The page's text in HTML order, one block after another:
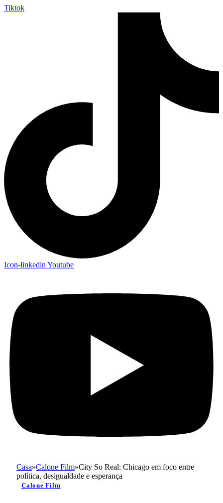
Tiktok
Icon-linkedin Youtube
Casa»Calone Film»City So Real: Chicago em foco entre
política, desigualdade e esperança
Calone Film